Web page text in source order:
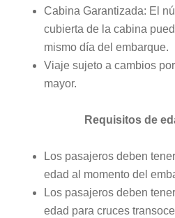
Cabina Garantizada: El
cubierta de la cabina
mismo día del embarque.
Viaje sujeto a cambios
mayor.
Requisitos de
Los pasajeros deben
edad al momento del
Los pasajeros deben
edad para cruces